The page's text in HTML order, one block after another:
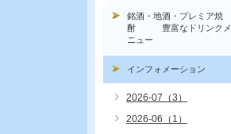
銘酒・地酒・プレミア焼
酎 豊富なドリンクメ
ニュー
インフォメーション
2026-07（3）
2026-06（1）